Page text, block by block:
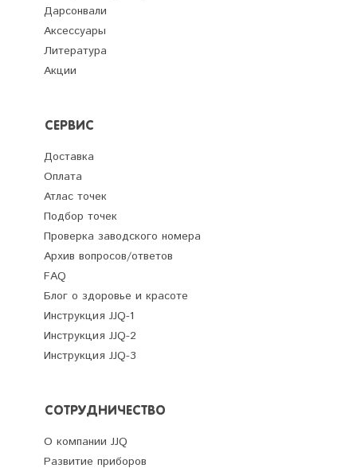
Дарсонвали
Аксессуары
Литература
Акции
СЕРВИС
Доставка
Оплата
Атлас точек
Подбор точек
Проверка заводского номера
Архив вопросов/ответов
FAQ
Блог о здоровье и красоте
Инструкция JJQ-1
Инструкция JJQ-2
Инструкция JJQ-3
СОТРУДНИЧЕСТВО
О компании JJQ
Развитие приборов